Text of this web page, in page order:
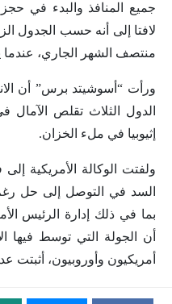
جميع المنافذ والبدء في
لافتا إلى أنه حسب الجدول
منتصف الشهر الجاري، عندما
ورأت “أسوشيتد برس” أن
الدول الثلاث تقلص الآمال
إثيوبيا في ملء الخزان.
ولفتت الوكالة الأمريكية
السد في التوصل إلى حل
بما في ذلك إدارة الرئيس
أن الجولة التي توسط فيها
أمريكيون وأوروبيون، أثبتت